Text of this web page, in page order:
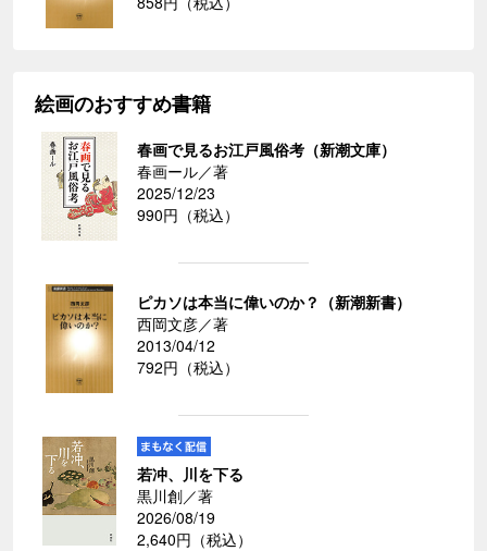
絵画のおすすめ書籍
春画で見るお江戸風俗考（新潮文庫）
春画ール／著
2025/12/23
990円（税込）
ピカソは本当に偉いのか？（新潮新書）
西岡文彦／著
2013/04/12
792円（税込）
若冲、川を下る
黒川創／著
2026/08/19
2,640円（税込）